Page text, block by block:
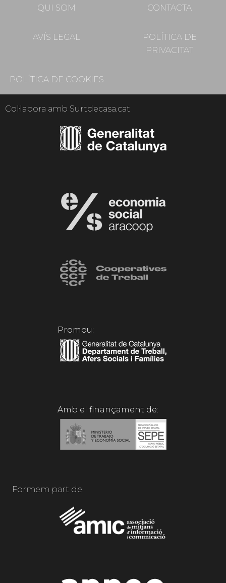
QUI SOM CONTACTA
AVÍS LEGAL
POLÍTICA DE
PRIVACITAT
POLÍTICA DE COOKIES
Col·labora amb Surtdecasa.cat
Promou:
Amb el finançament de:
Formem part de: